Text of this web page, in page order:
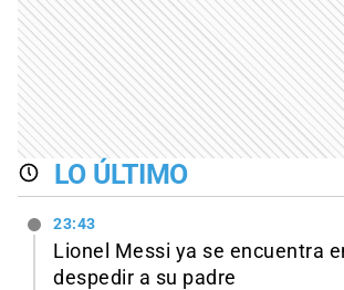
LO ÚLTIMO
23:43
Lionel Messi ya se encuentra
despedir a su padre